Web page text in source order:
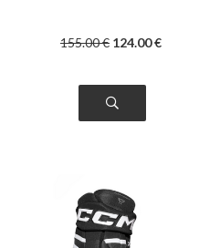
155.00€ 124.00€